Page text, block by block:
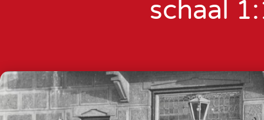
schaal